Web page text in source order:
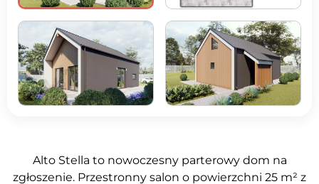
Alto Stella to nowoczesny parterowy dom na
zgłoszenie. Przestronny salon o powierzchni 25 m² z